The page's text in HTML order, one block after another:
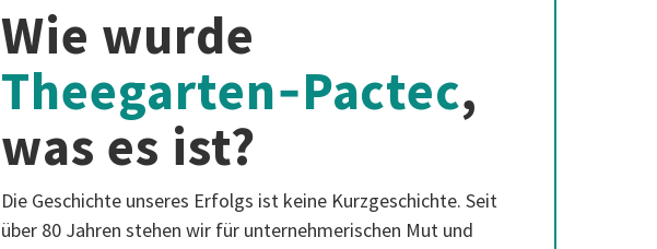
Wie wurde
Theegarten‑Pactec,
was es ist?
Die Geschichte unseres Erfolgs ist keine Kurzgeschichte. Seit
über 80 Jahren stehen wir für unternehmerischen Mut und